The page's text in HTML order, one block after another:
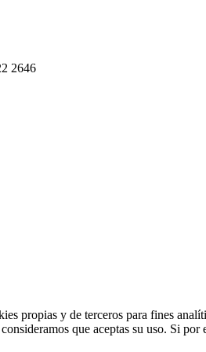
2646
propias y de terceros para fines
que aceptas su uso. Si